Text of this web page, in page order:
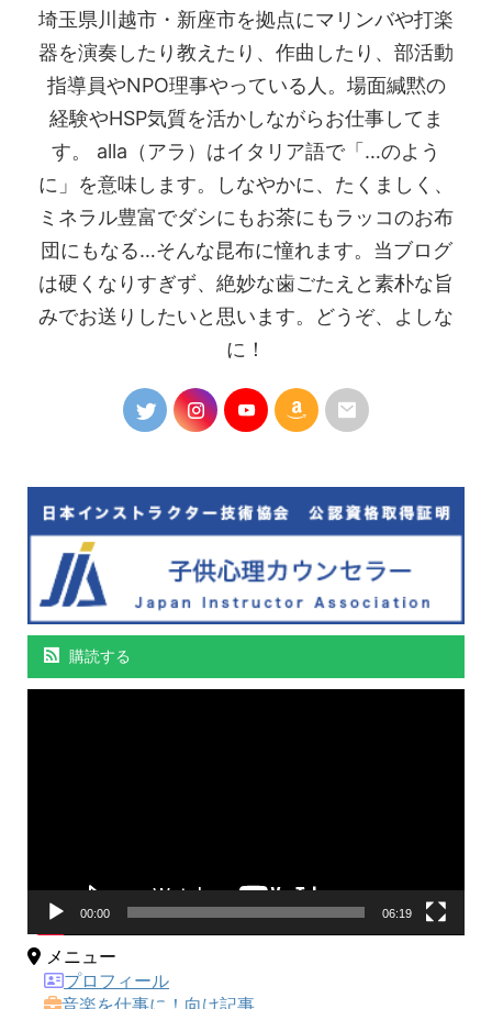
埼玉県川越市・新座市を拠点にマリンバや打楽
器を演奏したり教えたり、作曲したり、部活動
指導員やNPO理事やっている人。場面緘黙の
経験やHSP気質を活かしながらお仕事してま
す。 alla（アラ）はイタリア語で「…のよう
に」を意味します。しなやかに、たくましく、
ミネラル豊富でダシにもお茶にもラッコのお布
団にもなる…そんな昆布に憧れます。当ブログ
は硬くなりすぎず、絶妙な歯ごたえと素朴な旨
みでお送りしたいと思います。どうぞ、よしな
に！
購読する
00:00 06:19
メニュー
プロフィール